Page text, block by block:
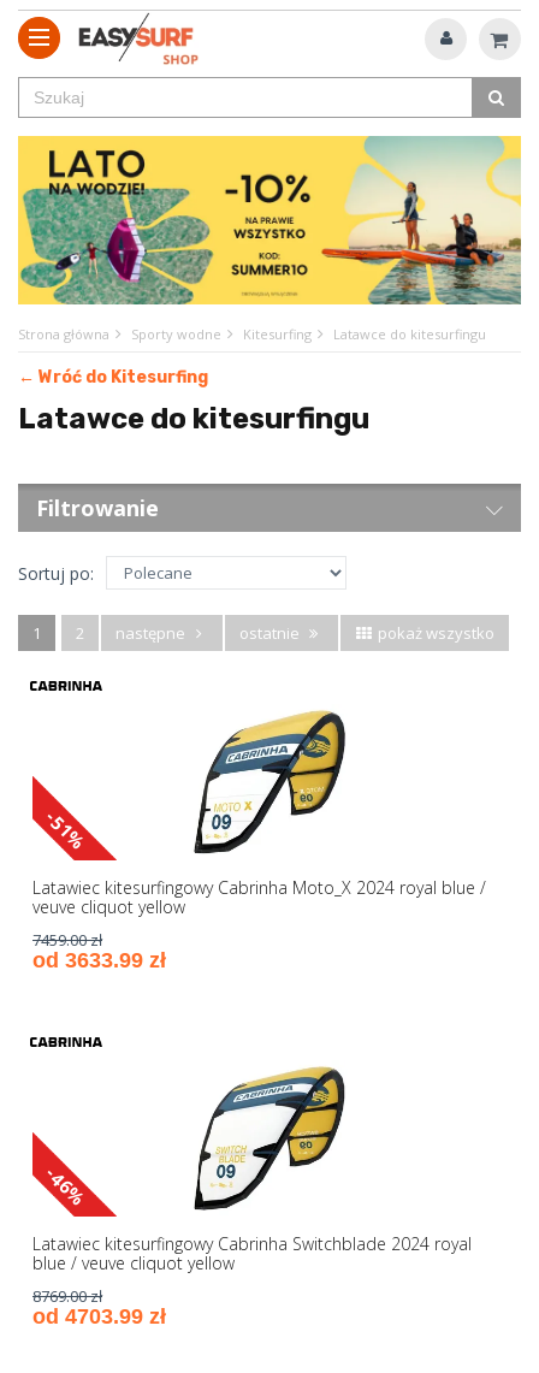
Strona główna Sporty wodne Kitesurfing Latawce do kitesurfingu
← Wróć do Kitesurfing
Latawce do kitesurfingu
Filtrowanie
Sortuj po:
1 2 następne ostatnie pokaż wszystko
-51%
Latawiec kitesurfingowy Cabrinha Moto_X 2024 royal blue /
veuve cliquot yellow
7459.00 zł
od 3633.99 zł
-46%
Latawiec kitesurfingowy Cabrinha Switchblade 2024 royal
blue / veuve cliquot yellow
8769.00 zł
od 4703.99 zł